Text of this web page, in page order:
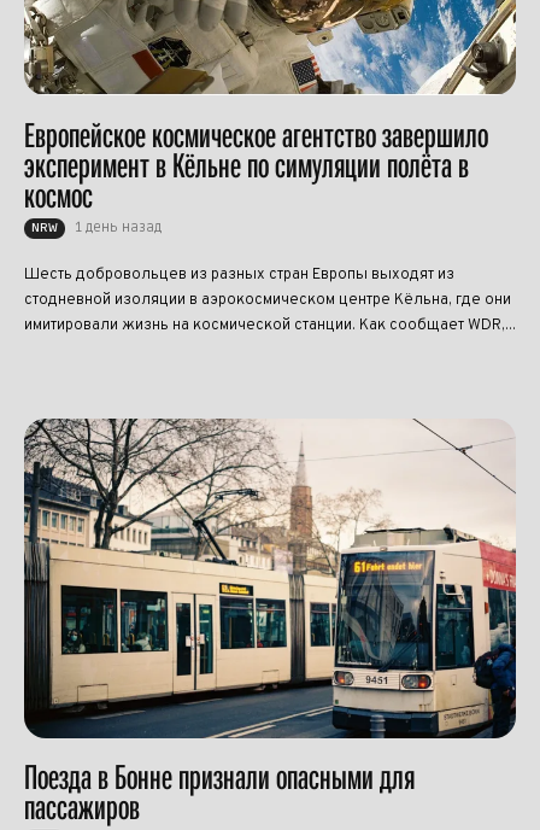
Европейское космическое агентство завершило
эксперимент в Кёльне по симуляции полёта в
космос
NRW 1 день назад
Шесть добровольцев из разных стран Европы выходят из
стодневной изоляции в аэрокосмическом центре Кёльна, где они
имитировали жизнь на космической станции. Как сообщает WDR,...
Поезда в Бонне признали опасными для
пассажиров